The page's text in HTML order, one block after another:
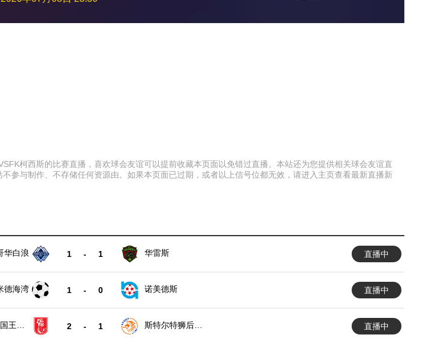
柯西斯的比赛直播，喜欢球会友谊可以提前收藏本页面以免错过直播。本站还为您提供相关球会友谊直
参与制作、不存储任何资源由。如果本页面已过期，或者以上信号位都无效，请进入主页查看最新直播新
华白浪 1 - 1 华雷斯 直播中
德海湾 1 - 0 诺美德斯 直播中
王后
2 - 1
斯特尔特狮后备
直播中